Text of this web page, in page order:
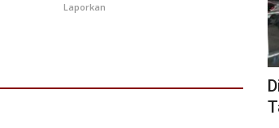
Laporkan
Makan Bergizi Gratis di
Barat Terus...